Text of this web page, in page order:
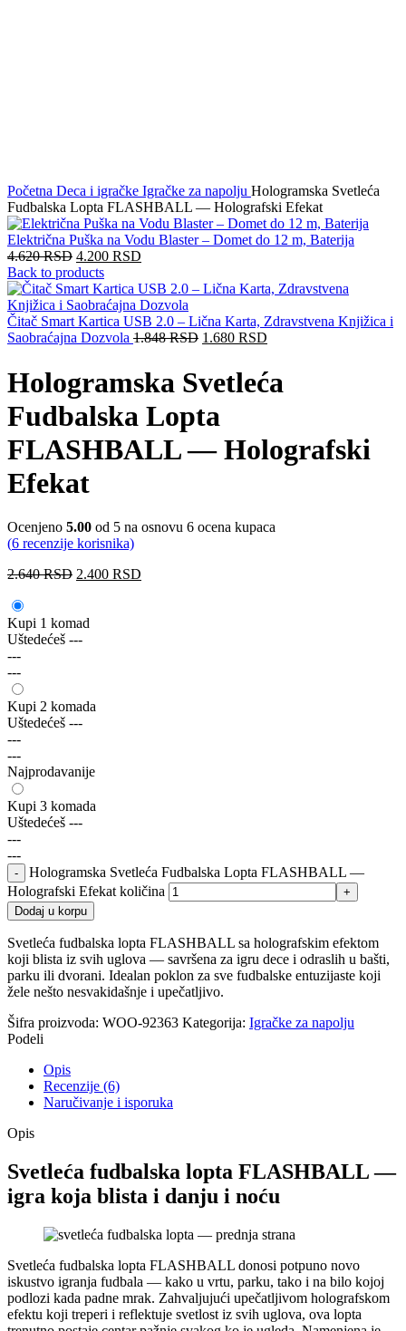
Početna Deca i igračke Igračke za napolju Hologramska Svetleća
Fudbalska Lopta FLASHBALL — Holografski Efekat
Električna Puška na Vodu Blaster – Domet do 12 m, Baterija
4.620RSD 4.200 RSD
Back to products
Čitač Smart Kartica USB 2.0 – Lična Karta, Zdravstvena Knjižica i
Saobraćajna Dozvola 1.848RSD 1.680 RSD
Hologramska Svetleća
Fudbalska Lopta
FLASHBALL — Holografski
Efekat
Ocenjeno 5.00 od 5 na osnovu 6 ocena kupaca
(6 recenzije korisnika)
2.640RSD 2.400 RSD
Kupi 1 komad
Uštedećeš ---
---
---
Kupi 2 komada
Uštedećeš ---
---
---
Najprodavanije
Kupi 3 komada
Uštedećeš ---
---
---
Hologramska Svetleća Fudbalska Lopta FLASHBALL —
Holografski Efekat količina
Dodaj u korpu
Svetleća fudbalska lopta FLASHBALL sa holografskim efektom
koji blista iz svih uglova — savršena za igru dece i odraslih u bašti,
parku ili dvorani. Idealan poklon za sve fudbalske entuzijaste koji
žele nešto nesvakidašnje i upečatljivo.
Šifra proizvoda: WOO-92363 Kategorija: Igračke za napolju
Podeli
Opis
Recenzije (6)
Naručivanje i isporuka
Opis
Svetleća fudbalska lopta FLASHBALL —
igra koja blista i danju i noću
Svetleća fudbalska lopta FLASHBALL donosi potpuno novo
iskustvo igranja fudbala — kako u vrtu, parku, tako i na bilo kojoj
podlozi kada padne mrak. Zahvaljujući upečatljivom holografskom
efektu koji treperi i reflektuje svetlost iz svih uglova, ova lopta